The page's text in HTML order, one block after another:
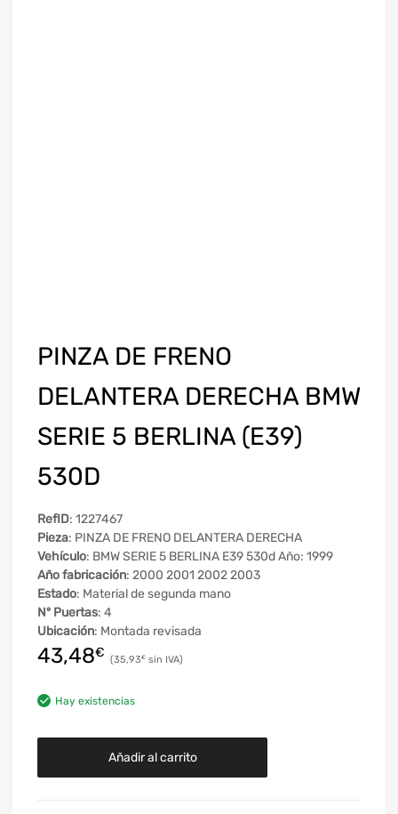
PINZA DE FRENO
DELANTERA DERECHA BMW
SERIE 5 BERLINA (E39)
530D
RefID: 1227467
Pieza: PINZA DE FRENO DELANTERA DERECHA
Vehículo: BMW SERIE 5 BERLINA E39 530d Año: 1999
Año fabricación: 2000 2001 2002 2003
Estado: Material de segunda mano
Nº Puertas: 4
Ubicación: Montada revisada
43,48€ 35,93€
Hay existencias
Añadir al carrito